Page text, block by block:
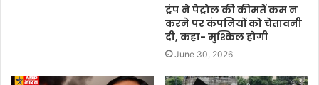
ट्रंप ने पेट्रोल की कीमतें कम न
करने पर कंपनियों को चेतावनी
दी, कहा- मुश्किल होगी
June 30, 2026